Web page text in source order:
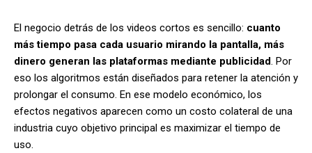
El negocio detrás de los videos cortos es sencillo: cuanto
más tiempo pasa cada usuario mirando la pantalla, más
dinero generan las plataformas mediante publicidad. Por
eso los algoritmos están diseñados para retener la atención y
prolongar el consumo. En ese modelo económico, los
efectos negativos aparecen como un costo colateral de una
industria cuyo objetivo principal es maximizar el tiempo de
uso.